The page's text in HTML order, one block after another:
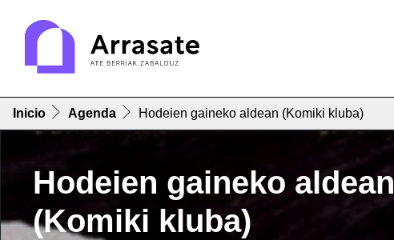
Inicio Agenda Hodeien gaineko aldean (Komiki kluba)
Hodeien gaineko aldean
(Komiki kluba)